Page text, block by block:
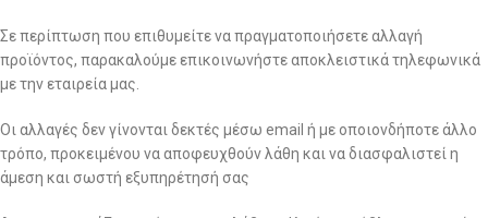
Σε περίπτωση που επιθυμείτε να πραγματοποιήσετε αλλαγή
προϊόντος, παρακαλούμε επικοινωνήστε αποκλειστικά τηλεφωνικά
με την εταιρεία μας.
Οι αλλαγές δεν γίνονται δεκτές μέσω email ή με οποιονδήποτε άλλο
τρόπο, προκειμένου να αποφευχθούν λάθη και να διασφαλιστεί η
άμεση και σωστή εξυπηρέτησή σας